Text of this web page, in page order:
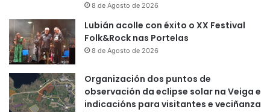
8 de Agosto de 2026
Lubián acolle con éxito o XX Festival
Folk&Rock nas Portelas
8 de Agosto de 2026
Organización dos puntos de
observación da eclipse solar na Veiga e
indicacións para visitantes e veciñanza